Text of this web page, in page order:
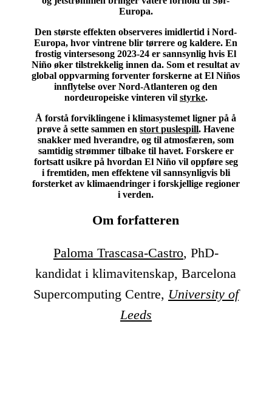
Europa.
Den største effekten observeres imidlertid i Nord-
Europa, hvor vintrene blir tørrere og kaldere. En
frostig vintersesong 2023-24 er sannsynlig hvis El
Niño øker tilstrekkelig innen da. Som et resultat av
global oppvarming forventer forskerne at El Niños
innflytelse over Nord-Atlanteren og den
nordeuropeiske vinteren vil styrke.
Å forstå forviklingene i klimasystemet ligner på å
prøve å sette sammen enstort puslespill. Havene
snakker med hverandre, og til atmosfæren, som
samtidig strømmer tilbake til havet. Forskere er
fortsatt usikre på hvordan El Niño vil oppføre seg
i fremtiden, men effektene vil sannsynligvis bli
forsterket av klimaendringer i forskjellige regioner
i verden.
Om forfatteren
Paloma Trascasa-Castro, PhD-
kandidat i klimavitenskap, Barcelona
Supercomputing Centre, University of
Leeds